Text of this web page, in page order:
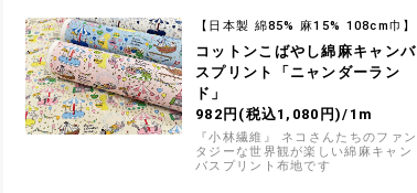
【日本製 綿85% 麻15% 108cm巾】
コットンこばやし綿麻キャンバ
スプリント「ニャンダーラン
ド」
982円(税込1,080円)/1m
『小林繊維』 ネコさんたちのファン
タジーな世界観が楽しい綿麻キャン
バスプリント布地です